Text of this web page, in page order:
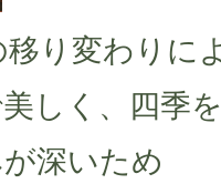
り変わりに
しく、四季
深いため